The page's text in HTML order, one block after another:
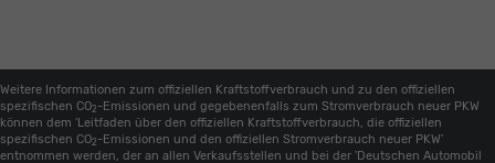
Weitere Informationen zum offiziellen Kraftstoffverbrauch und zu den offiziellen
spezifischen CO2 -Emissionen und gegebenenfalls zum Stromverbrauch neuer PKW
können dem 'Leitfaden über den offiziellen Kraftstoffverbrauch, die offiziellen
spezifischen CO2 -Emissionen und den offiziellen Stromverbrauch neuer PKW'
entnommen werden, der an allen Verkaufsstellen und bei der 'Deutschen Automobil